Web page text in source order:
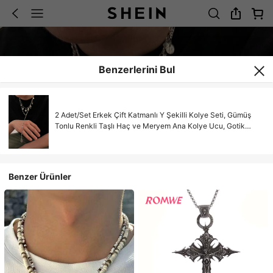
Benzerlerini Bul
2 Adet/Set Erkek Çift Katmanlı Y Şekilli Kolye Seti, Gümüş
Tonlu Renkli Taşlı Haç ve Meryem Ana Kolye Ucu, Gotik
Benzer Ürünler